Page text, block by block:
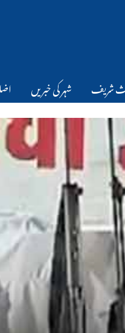
شریف شہر کی خبریں